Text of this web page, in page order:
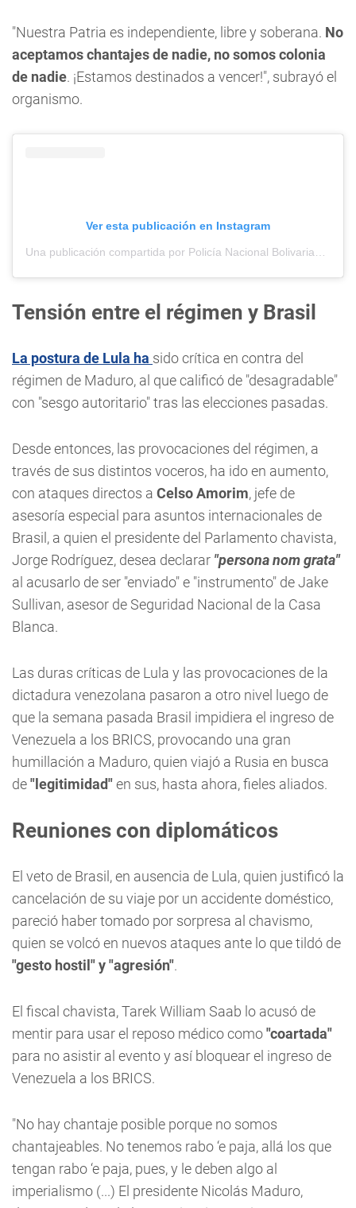
"Nuestra Patria es independiente, libre y soberana. No
aceptamos chantajes de nadie, no somos colonia
de nadie. ¡Estamos destinados a vencer!", subrayó el
organismo.
Ver esta publicación en Instagram
Tensión entre el régimen y Brasil
La postura de Lula ha sido crítica en contra del
régimen de Maduro, al que calificó de "desagradable"
con "sesgo autoritario" tras las elecciones pasadas.
Desde entonces, las provocaciones del régimen, a
través de sus distintos voceros, ha ido en aumento,
con ataques directos a Celso Amorim, jefe de
asesoría especial para asuntos internacionales de
Brasil, a quien el presidente del Parlamento chavista,
Jorge Rodríguez, desea declarar "persona nom grata"
al acusarlo de ser "enviado" e "instrumento" de Jake
Sullivan, asesor de Seguridad Nacional de la Casa
Blanca.
Las duras críticas de Lula y las provocaciones de la
dictadura venezolana pasaron a otro nivel luego de
que la semana pasada Brasil impidiera el ingreso de
Venezuela a los BRICS, provocando una gran
humillación a Maduro, quien viajó a Rusia en busca
de"legitimidad"en sus, hasta ahora, fieles aliados.
Reuniones con diplomáticos
El veto de Brasil, en ausencia de Lula, quien justificó la
cancelación de su viaje por un accidente doméstico,
pareció haber tomado por sorpresa al chavismo,
quien se volcó en nuevos ataques ante lo que tildó de
"gesto hostil" y "agresión".
El fiscal chavista, Tarek William Saab lo acusó de
mentir para usar el reposo médico como"coartada"
para no asistir al evento y así bloquear el ingreso de
Venezuela a los BRICS.
"No hay chantaje posible porque no somos
chantajeables. No tenemos rabo ‘e paja, allá los que
tengan rabo ‘e paja, pues, y le deben algo al
imperialismo (...) El presidente Nicolás Maduro,